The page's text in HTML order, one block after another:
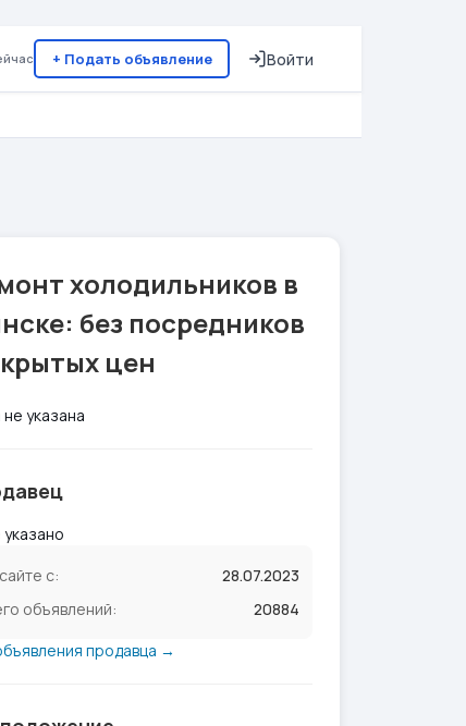
+ Подать объявление Войти
холодильников в
без посредников
цен
указана
с:
28.07.2023
объявлений:
20884
продавца →